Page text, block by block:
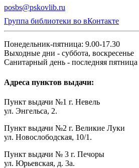
posbs@pskovlib.ru
Группа библиотеки во вКонтакте
Понедельник-пятница: 9.00-17.30
Выходные дни - суббота, воскресенье
Санитарный день - последняя
Адреса пунктов выдачи:
Пункт выдачи №1 г. Невель
ул. Энгельса, 2.
Пункт выдачи №2 г. Великие Луки
ул. Новослободская, 10/1.
Пункт выдачи № 3 г. Печоры
ул. Юрьевская, д. 3а.